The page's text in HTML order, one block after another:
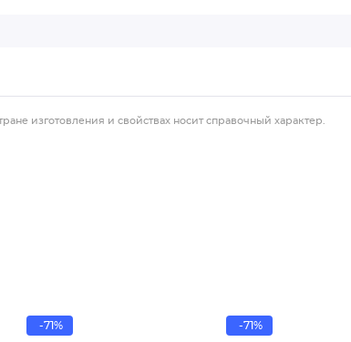
изготовления и свойствах носит справочный характер.
-71% -71%